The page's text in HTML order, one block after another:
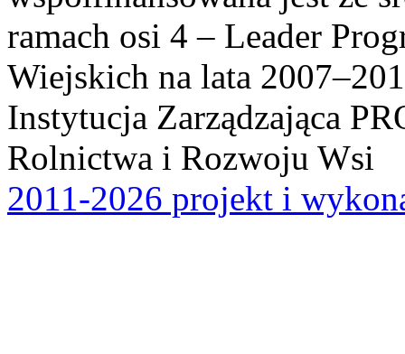
ramach osi 4 – Leader
Wiejskich na lata
Instytucja Zarządzająca
Rolnictwa i Rozwoju Wsi
2011-2026 projekt i